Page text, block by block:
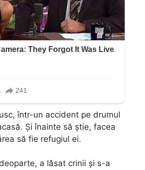
într-un accident pe drumul
Și înainte să știe, facea
să fie refugiul ei.
a lăsat crinii și s-a